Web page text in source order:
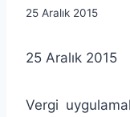
By
25 Aralık 2015
25 Aralık
Vergi